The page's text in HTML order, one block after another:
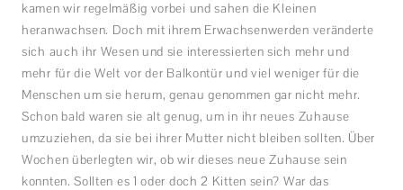
kamen wir regelmäßig vorbei und sahen die Kleinen
heranwachsen. Doch mit ihrem Erwachsenwerden veränderte
sich auch ihr Wesen und sie interessierten sich mehr und
mehr für die Welt vor der Balkontür und viel weniger für die
Menschen um sie herum, genau genommen gar nicht mehr.
Schon bald waren sie alt genug, um in ihr neues Zuhause
umzuziehen, da sie bei ihrer Mutter nicht bleiben sollten. Über
Wochen überlegten wir, ob wir dieses neue Zuhause sein
konnten. Sollten es 1 oder doch 2 Kitten sein? War das